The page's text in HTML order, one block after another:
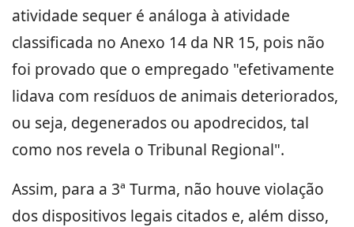
atividade sequer é análoga à atividade
classificada no Anexo 14 da NR 15, pois não
foi provado que o empregado "efetivamente
lidava com resíduos de animais deteriorados,
ou seja, degenerados ou apodrecidos, tal
como nos revela o Tribunal Regional".
Assim, para a 3ª Turma, não houve violação
dos dispositivos legais citados e, além disso,